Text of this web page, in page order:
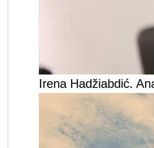
Irena Hadžiabdić.